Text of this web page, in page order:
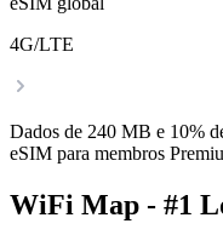
4G/LTE
Dados de 240 MB e 10%
eSIM para membros
WiFi Map - #1